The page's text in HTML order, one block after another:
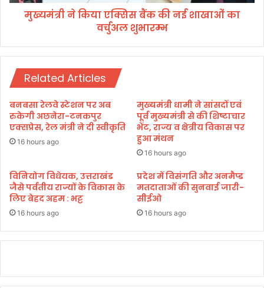
अ
ने
स
का
र्य
क्र
शा
खा
ओं
का
व
ल
शु
भा
र
मुख्यमंत्री ने किया एक्सिस बैंक की नई शाखाओं का
वर्चुअल शुभारम्भ
Related Articles
बनबसा रेलवे स्टेशन पर अब
रुकेगी अछनेरा-टनकपुर
एक्सप्रेस, रेल मंत्री ने दी स्वीकृति
16 hours ago
मुख्यमंत्री धामी ने सांसदों एवं
पूर्व मुख्यमंत्री से की शिष्टाचार
भेंट, राज्य व क्षेत्रीय विकास पर
हुआ मंथन
16 hours ago
विनियोग विधेयक, उत्तराखंड
जैसे पर्वतीय राज्यों के विकास के
लिए बेहद अहम : भट्ट
16 hours ago
प्रदेश में विसंगति और अनमैप्ड
मतदाताओं की सुनवाई जारी-
सीईओ
16 hours ago